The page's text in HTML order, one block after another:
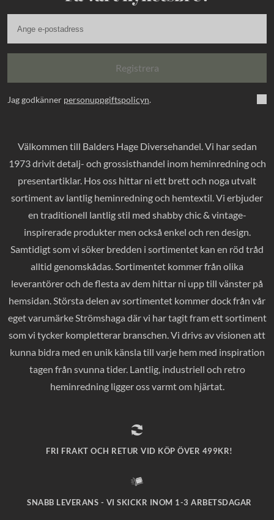
Registrera
Jag godkänner personuppgiftspolicyn.
Välkommen till Balders Hage Diversehandel. Vi har sedan
1973 drivit detalj- och grossisthandel inom heminredning och
presentartiklar. Hos oss hittar ni ett brett och noga utvalt
sortiment av lantlig heminredning och hemtextil. Vi erbjuder
en traditionell lantlig stil med shabby chic & vintage-
inspirerade produkter men också enkel och ren design.
Samtidigt som vi söker bredden i sortimentet kan en röd tråd
alltid genomskådas. Sortimentet kommer från olika
leverantörer och de flesta av dem hittar ni upp till vänster på
hemsidan. Största delen av sortimentet kommer dock från vår
eget varumärke Strömshaga där vi har tagit fram ett sortiment
som vi tycker kompletterar branschen. Vi drivs av visionen att
kunna bidra med en unik känsla till varje hem med inspiration
tagen från svunna tider. Lantlig, industriell och retro
heminredning ligger oss varmt om hjärtat.
FRI FRAKT OCH RETUR VID KÖP ÖVER 499KR!
SNABB LEVERANS - VI SKICKR INOM 1-3 ARBETSDAGAR